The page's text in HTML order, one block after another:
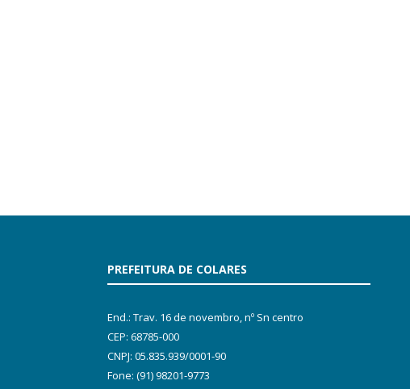
PREFEITURA DE COLARES
End.: Trav. 16 de novembro, nº Sn centro
CEP: 68785-000
CNPJ: 05.835.939/0001-90
Fone: (91) 98201-9773